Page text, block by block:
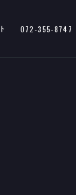
072-355-8747